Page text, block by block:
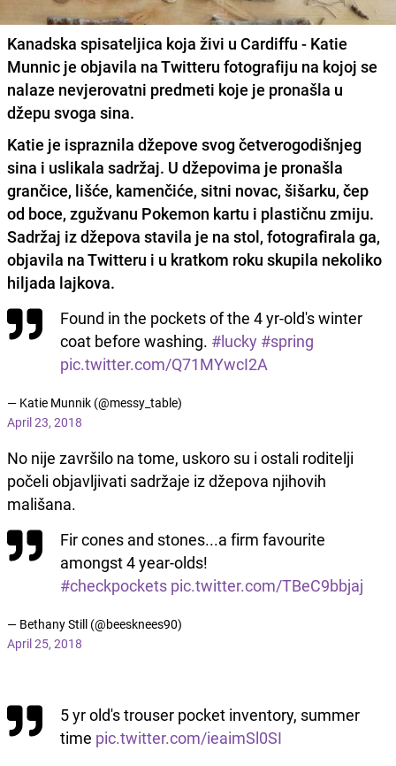
Kanadska spisateljica koja živi u Cardiffu - Katie
Munnic je objavila na Twitteru fotografiju na kojoj se
nalaze nevjerovatni predmeti koje je pronašla u
džepu svoga sina.
Katie je ispraznila džepove svog četverogodišnjeg
sina i uslikala sadržaj. U džepovima je pronašla
grančice, lišće, kamenčiće, sitni novac, šišarku, čep
od boce, zgužvanu Pokemon kartu i plastičnu zmiju.
Sadržaj iz džepova stavila je na stol, fotografirala ga,
objavila na Twitteru i u kratkom roku skupila nekoliko
hiljada lajkova.
Found in the pockets of the 4 yr-old's winter
coat before washing. #lucky #spring
pic.twitter.com/Q71MYwcI2A
— Katie Munnik (@messy_table)
April 23, 2018
No nije završilo na tome, uskoro su i ostali roditelji
počeli objavljivati sadržaje iz džepova njihovih
mališana.
Fir cones and stones...a firm favourite
amongst 4 year-olds!
#checkpockets pic.twitter.com/TBeC9bbjaj
— Bethany Still (@beesknees90)
April 25, 2018
5 yr old's trouser pocket inventory, summer
time pic.twitter.com/ieaimSl0SI